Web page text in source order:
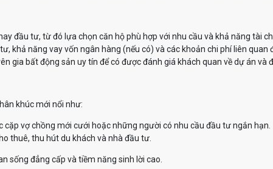
đầu tư, từ đó lựa chọn căn hộ phù hợp với nhu cầu và khả năng tài
khả năng vay vốn ngân hàng (nếu có) và các khoản chi phí liên quan
gia bất động sản uy tín để có được đánh giá khách quan về dự án và
khúc mới nổi như:
cặp vợ chồng mới cưới hoặc những người có nhu cầu đầu tư ngắn hạn.
thuê, thu hút du khách và nhà đầu tư.
sống đẳng cấp và tiềm năng sinh lời cao.